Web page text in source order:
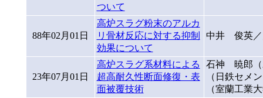
ついて
88年02月01日
高炉スラグ粉末のアルカ
リ骨材反応に対する抑制
効果について
中井 俊英
23年07月01日
高炉スラグ系材料による
超高耐久性断面修復・表
面被覆技術
石神 暁郎（
（日鉄セメ
（室蘭工業